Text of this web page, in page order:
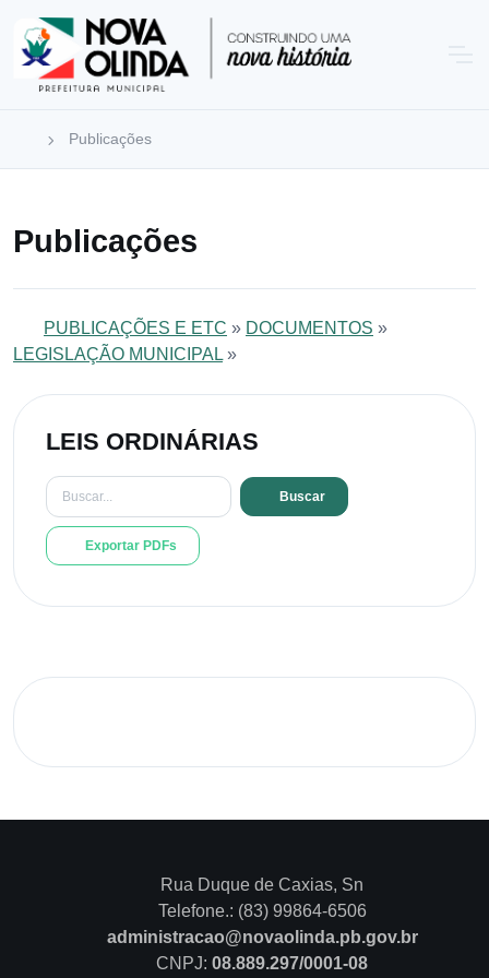
Publicações
Publicações
PUBLICAÇÕES E ETC » DOCUMENTOS »
LEGISLAÇÃO MUNICIPAL »
LEIS ORDINÁRIAS
Buscar
Exportar PDFs
Rua Duque de Caxias, Sn
Telefone.: (83) 99864-6506
administracao@novaolinda.pb.gov.br
CNPJ: 08.889.297/0001-08